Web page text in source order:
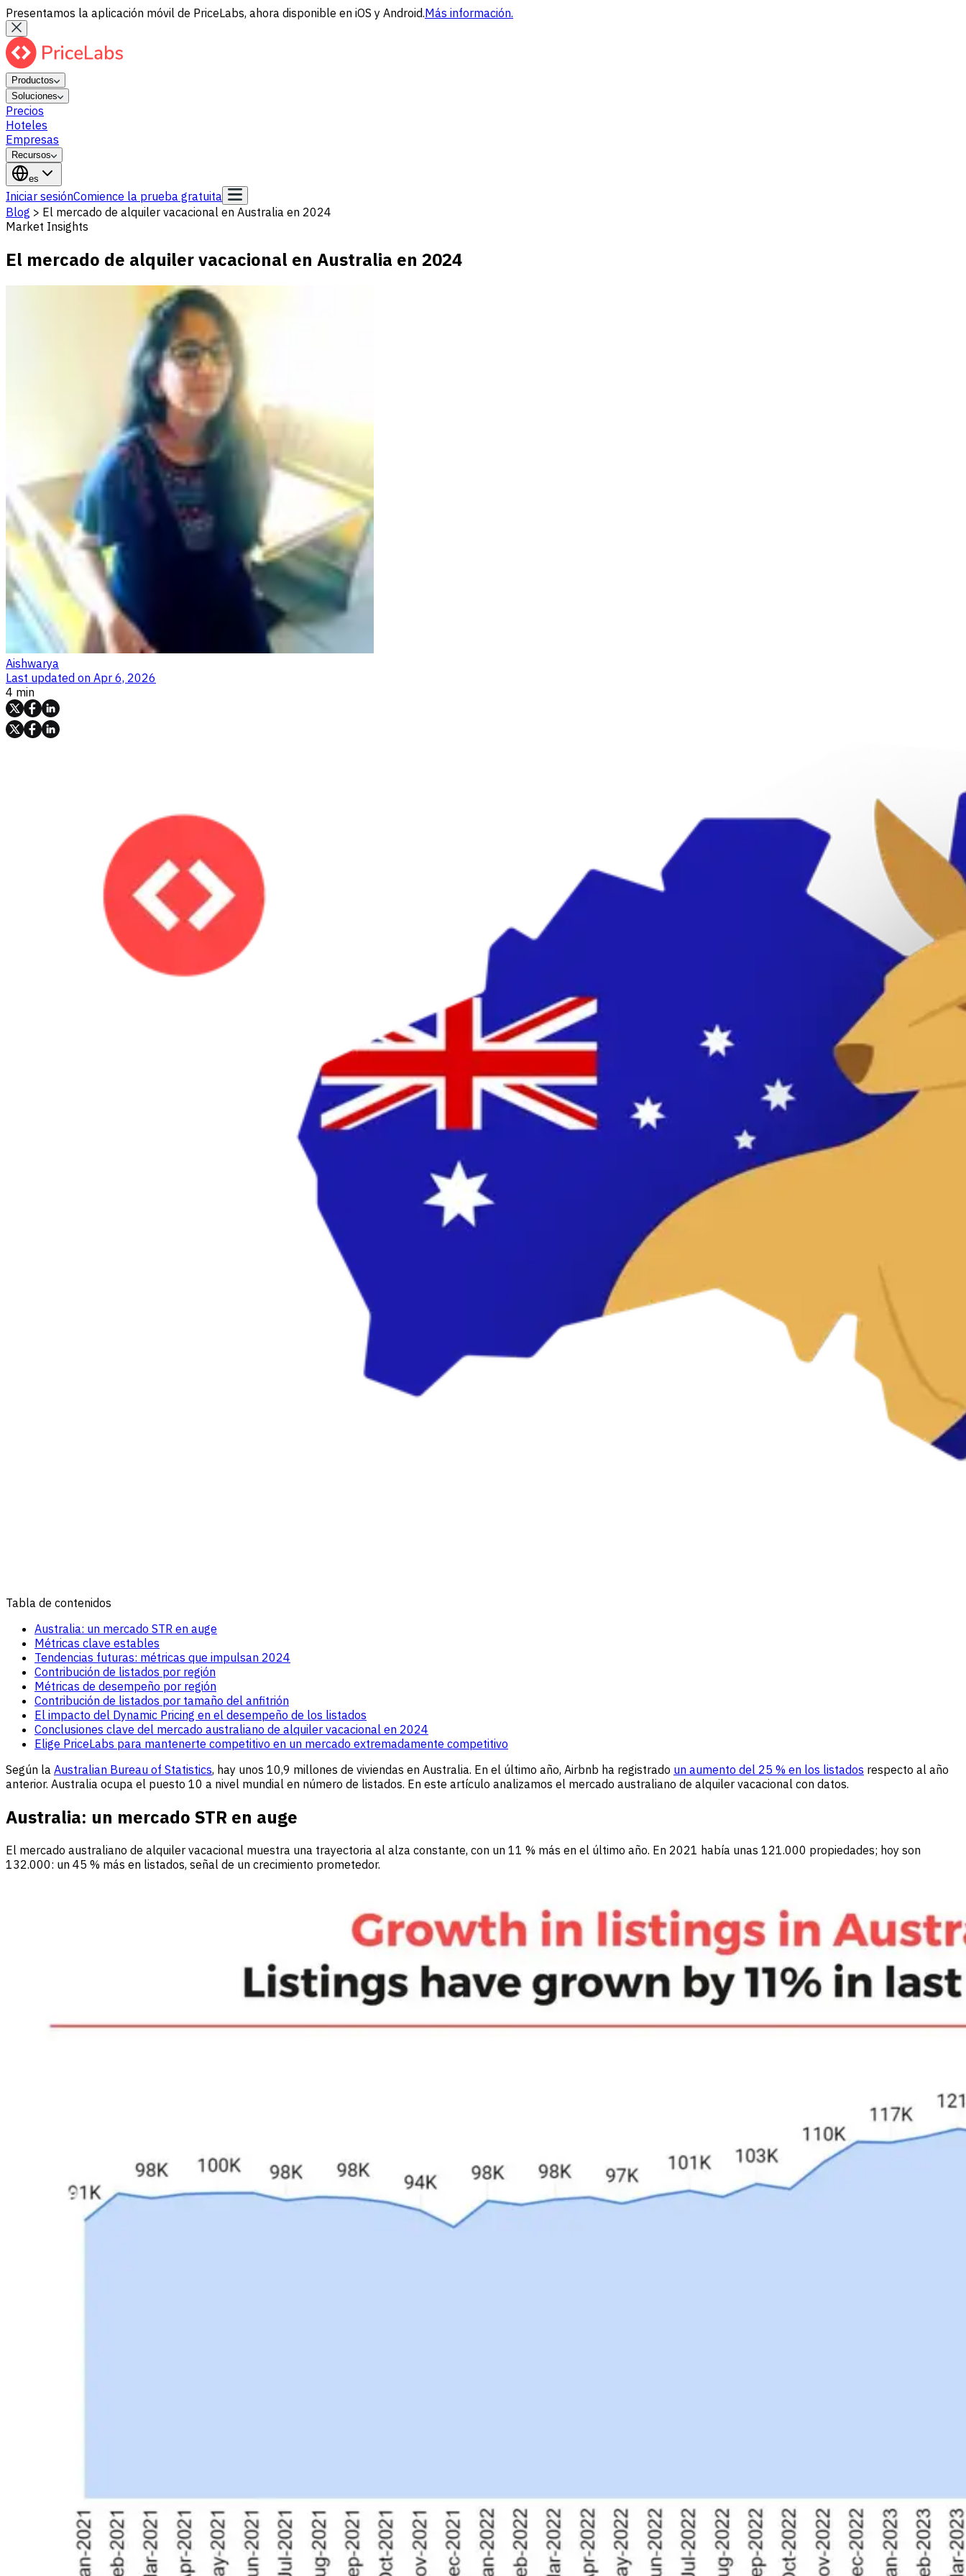
Presentamos la aplicación móvil de PriceLabs, ahora disponible en iOS y Android.Más información.
Productos
Soluciones
Precios
Hoteles
Empresas
Recursos
es
Iniciar sesiónComience la prueba gratuita
Blog > El mercado de alquiler vacacional en Australia en 2024
Market Insights
El mercado de alquiler vacacional en Australia en 2024
Aishwarya
Last updated on Apr 6, 2026
4 min
Tabla de contenidos
Australia: un mercado STR en auge
Métricas clave estables
Tendencias futuras: métricas que impulsan 2024
Contribución de listados por región
Métricas de desempeño por región
Contribución de listados por tamaño del anfitrión
El impacto del Dynamic Pricing en el desempeño de los listados
Conclusiones clave del mercado australiano de alquiler vacacional en 2024
Elige PriceLabs para mantenerte competitivo en un mercado extremadamente competitivo
Según la Australian Bureau of Statistics, hay unos 10,9 millones de viviendas en Australia. En el último año, Airbnb ha registrado un aumento del 25 % en los listados respecto al año
anterior. Australia ocupa el puesto 10 a nivel mundial en número de listados. En este artículo analizamos el mercado australiano de alquiler vacacional con datos.
Australia: un mercado STR en auge
El mercado australiano de alquiler vacacional muestra una trayectoria al alza constante, con un 11 % más en el último año. En 2021 había unas 121.000 propiedades; hoy son
132.000: un 45 % más en listados, señal de un crecimiento prometedor.